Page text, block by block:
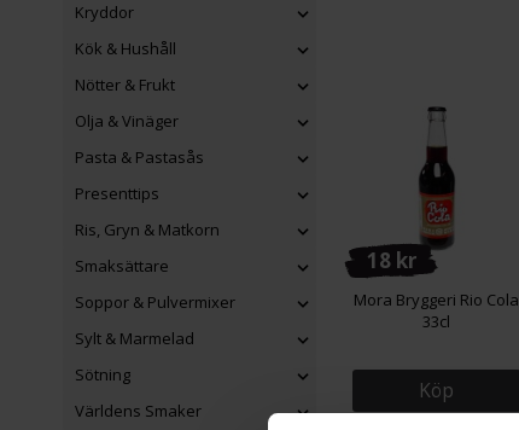
Kryddor
Kök & Hushåll
Nötter & Frukt
Olja & Vinäger
Pasta & Pastasås
Presenttips
Ris, Gryn & Matkorn
Smaksättare
Soppor & Pulvermixer
Sylt & Marmelad
Sötning
Världens Smaker
18 kr
Mora Bryggeri Rio Cola
33cl
Köp